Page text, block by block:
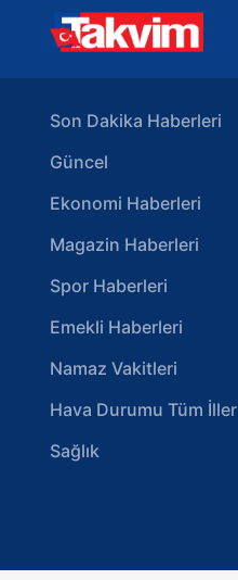
Son Dakika Haberleri
Güncel
Ekonomi Haberleri
Magazin Haberleri
Spor Haberleri
Emekli Haberleri
Namaz Vakitleri
Hava Durumu Tüm İller
Sağlık